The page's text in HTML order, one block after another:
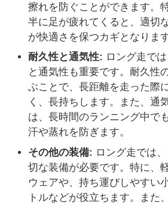
擦れを防ぐことができます。
半に足が疲れてくると、適切
が快適さを保つカギとなります
耐久性と通気性: ロング走で
と通気性も重要です。耐久性
ぶことで、長距離を走った際
く、長持ちします。また、通
は、長時間のランニング中で
汗や蒸れを防ぎます。
その他の装備: ロング走では
切な装備が必要です。特に、
ウェアや、持ち運びしやすい
トルなどが役立ちます。また